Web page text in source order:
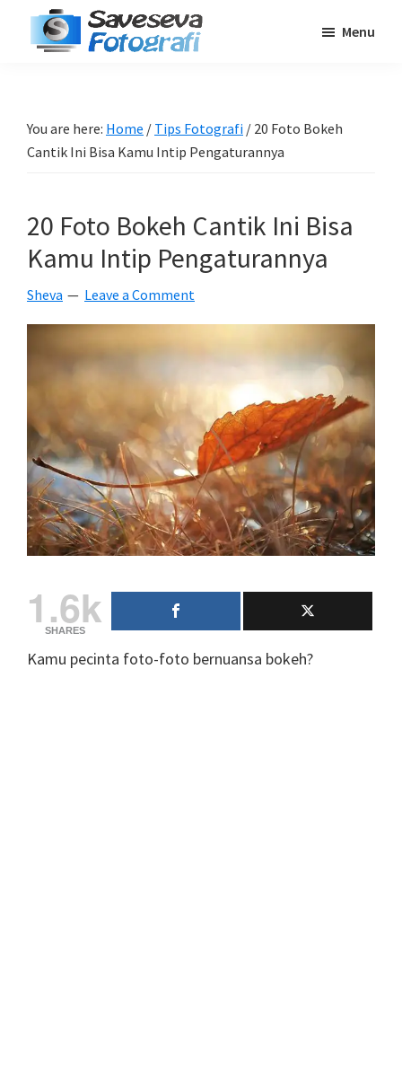
Pemula
-
Tutorial
-
-
Traveling
Menu
You are here: Home / Tips Fotografi / 20 Foto Bokeh
Cantik Ini Bisa Kamu Intip Pengaturannya
20 Foto Bokeh Cantik Ini Bisa
Kamu Intip Pengaturannya
Sheva Leave a Comment
1.6k
SHARES
Kamu pecinta foto-foto bernuansa bokeh?